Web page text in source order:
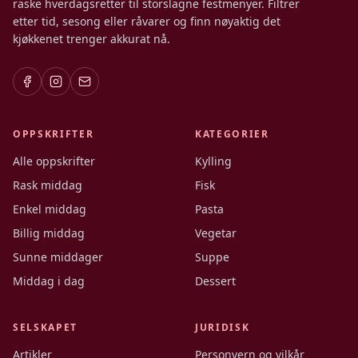
raske hverdagsretter til storslagne festmenyer. Filtrer
etter tid, sesong eller råvarer og finn nøyaktig det
kjøkkenet trenger akkurat nå.
OPPSKRIFTER
Alle oppskrifter
Rask middag
Enkel middag
Billig middag
Sunne middager
Middag i dag
KATEGORIER
Kylling
Fisk
Pasta
Vegetar
Suppe
Dessert
SELSKAPET
Artikler
JURIDISK
Personvern og vilkår